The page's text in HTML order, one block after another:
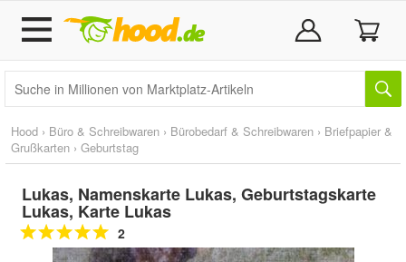
Hood › Büro & Schreibwaren › Bürobedarf & Schreibwaren › Briefpapier &
Grußkarten › Geburtstag
Lukas, Namenskarte Lukas, Geburtstagskarte
Lukas, Karte Lukas
2